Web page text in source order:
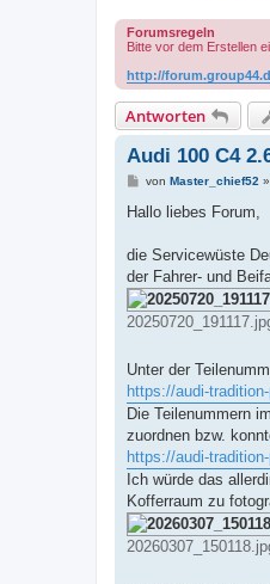
Forumsregeln
Bitte vor dem Erstellen
http://
Antworten
Audi 100 C4
B
i
a
von Master_chief52 »
Hallo liebes Forum,
die Servicewüste
der Fahrer- und
Unter der
https://audi-
Die Teilenummern
zuordnen bzw.
https://audi-
Ich würde das
Kofferraum zu